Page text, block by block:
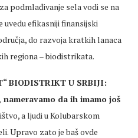
podmlađivanje sela vodi se na
efikasniji finansijski
do razvoja kratkih lanaca
regiona – biodistrikata.
BIODISTRIKT U SRBIJI:
da ih imamo još
a ljudi u Kolubarskom
Upravo zato je baš ovde